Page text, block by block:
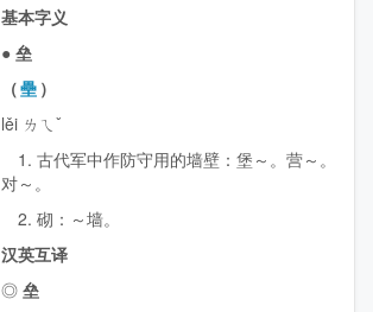
基本字义
● 垒
（壘 ）
lěi ㄌㄟˇ
1. 古代军中作防守用的墙壁：堡～。营～。
对～。
2. 砌：～墙。
汉英互译
◎ 垒